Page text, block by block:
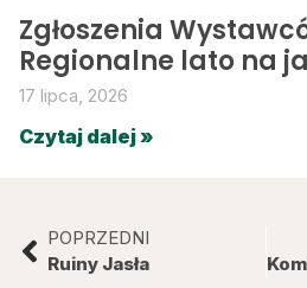
Zgłoszenia
Regionalne lato na
17 lipca, 2026
Czytaj dalej »
POPRZEDNI
Ruiny Jasła